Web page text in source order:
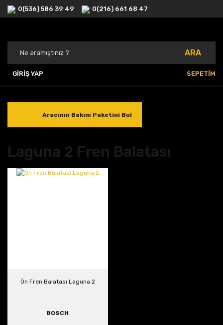
0(536) 586 39 49 0(216) 661 68 47
ARA
GİRİŞ YAP SEPETİM
Aracının Bakım Paketini Bul
Laguna 2 Fren Balatası
Ön Fren Balatası Laguna 2
BOSCH